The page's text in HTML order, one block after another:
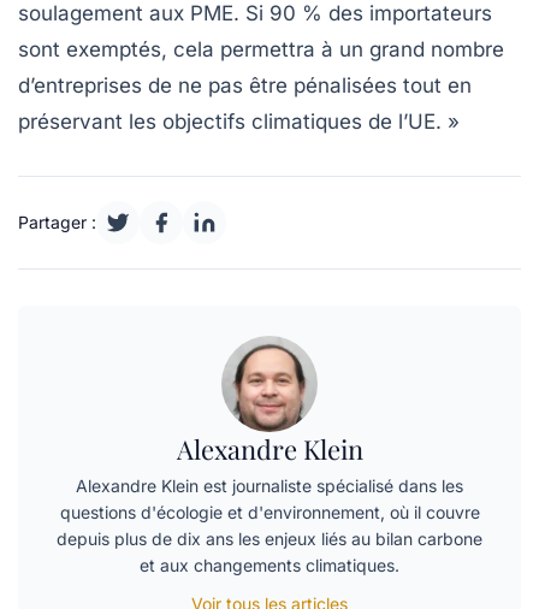
soulagement aux PME. Si 90 % des importateurs
sont exemptés, cela permettra à un grand nombre
d’entreprises de ne pas être pénalisées tout en
préservant les objectifs climatiques de l’UE. »
Partager :
Alexandre Klein
Alexandre Klein est journaliste spécialisé dans les
questions d'écologie et d'environnement, où il couvre
depuis plus de dix ans les enjeux liés au bilan carbone
et aux changements climatiques.
Voir tous les articles